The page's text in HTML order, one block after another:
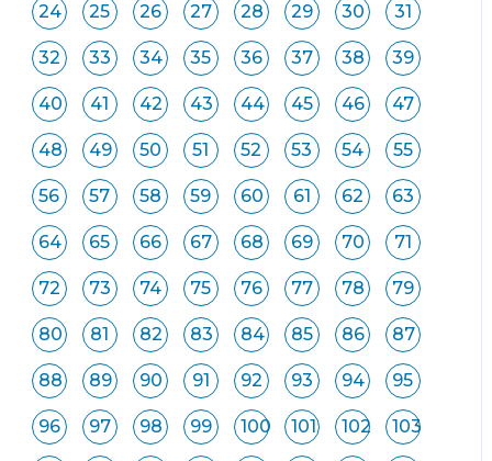
24 25 26 27 28 29 30 31
32 33 34 35 36 37 38 39
40 41 42 43 44 45 46 47
48 49 50 51 52 53 54 55
56 57 58 59 60 61 62 63
64 65 66 67 68 69 70 71
72 73 74 75 76 77 78 79
80 81 82 83 84 85 86 87
88 89 90 91 92 93 94 95
96 97 98 99 100 101 102 103